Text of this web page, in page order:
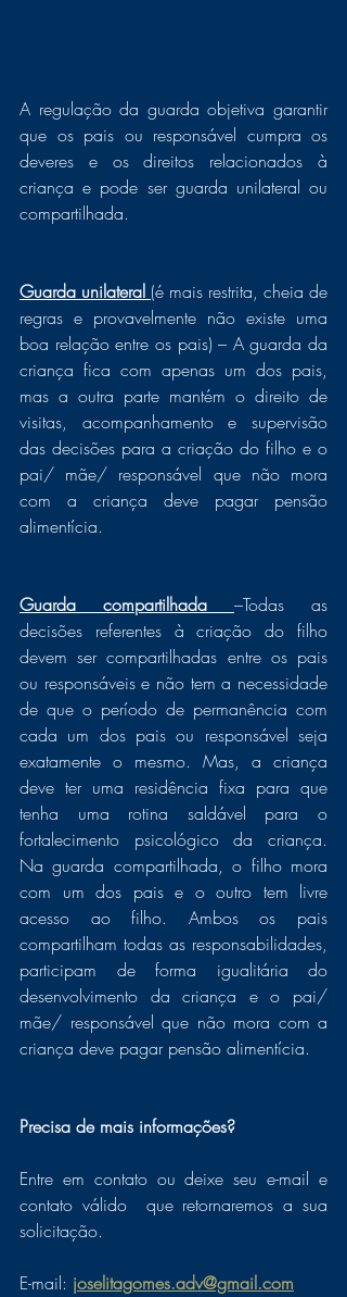
A regulação da guarda objetiva garantir
que os pais ou responsável cumpra os
deveres e os direitos relacionados à
criança e pode ser guarda unilateral ou
compartilhada.
Guarda unilateral (é mais restrita, cheia de
regras e provavelmente não existe uma
boa relação entre os pais) – A guarda da
criança fica com apenas um dos pais,
mas a outra parte mantém o direito de
visitas, acompanhamento e supervisão
das decisões para a criação do filho e o
pai/ mãe/ responsável que não mora
com a criança deve pagar pensão
alimentícia.
Guarda compartilhada –Todas as
decisões referentes à criação do filho
devem ser compartilhadas entre os pais
ou responsáveis e não tem a necessidade
de que o período de permanência com
cada um dos pais ou responsável seja
exatamente o mesmo. Mas, a criança
deve ter uma residência fixa para que
tenha uma rotina saldável para o
fortalecimento psicológico da criança.
Na guarda compartilhada, o filho mora
com um dos pais e o outro tem livre
acesso ao filho. Ambos os pais
compartilham todas as responsabilidades,
participam de forma igualitária do
desenvolvimento da criança e o pai/
mãe/ responsável que não mora com a
criança deve pagar pensão alimentícia.
Precisa de mais informações?
Entre em contato ou deixe seu e-mail e
contato válido  que retornaremos a sua
solicitação.
E-mail: joselitagomes.adv@gmail.com